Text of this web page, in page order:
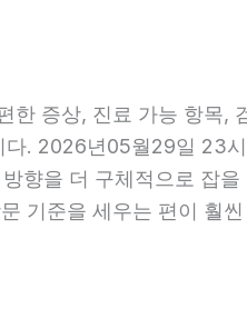
증상, 진료 가능 항목,
. 2026년05월29일 23
향을 더 구체적으로 잡
기준을 세우는 편이 훨